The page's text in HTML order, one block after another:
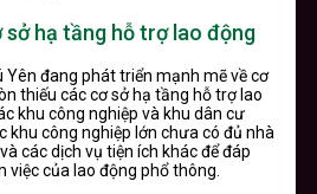
hạ tầng hỗ trợ lao động
Yên đang phát triển mạnh mẽ về cơ
thiếu các cơ sở hạ tầng hỗ trợ lao
khu công nghiệp và khu dân cư
khu công nghiệp lớn chưa có đủ nhà
các dịch vụ tiện ích khác để đáp
việc của lao động phổ thông.